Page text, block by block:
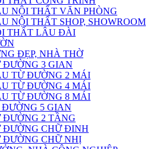
NỘI THẤT VĂN PHÒNG
NỘI THẤT SHOP, SHOWROOM
THẤT LÂU ĐÀI
ĐẸP, NHÀ THỜ
ĐƯỜNG 3 GIAN
TỪ ĐƯỜNG 2 MÁI
TỪ ĐƯỜNG 4 MÁI
TỪ ĐƯỜNG 8 MÁI
5 GIAN
ĐƯỜNG 2 TẦNG
ĐƯỜNG CHỮ ĐINH
ĐƯỜNG CHỮ NHỊ